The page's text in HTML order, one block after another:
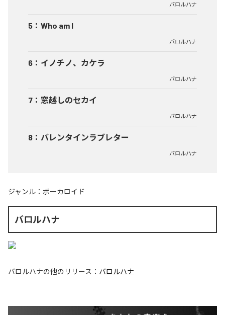
バロルハナ
5 ： Who am I
バロルハナ
6 ： イノチノ、カケラ
バロルハナ
7 ： 窓越しのセカイ
バロルハナ
8 ： バレンタインラブレター
バロルハナ
ジャンル： ボーカロイド
バロルハナ
バロルハナの他のリリース： バロルハナ